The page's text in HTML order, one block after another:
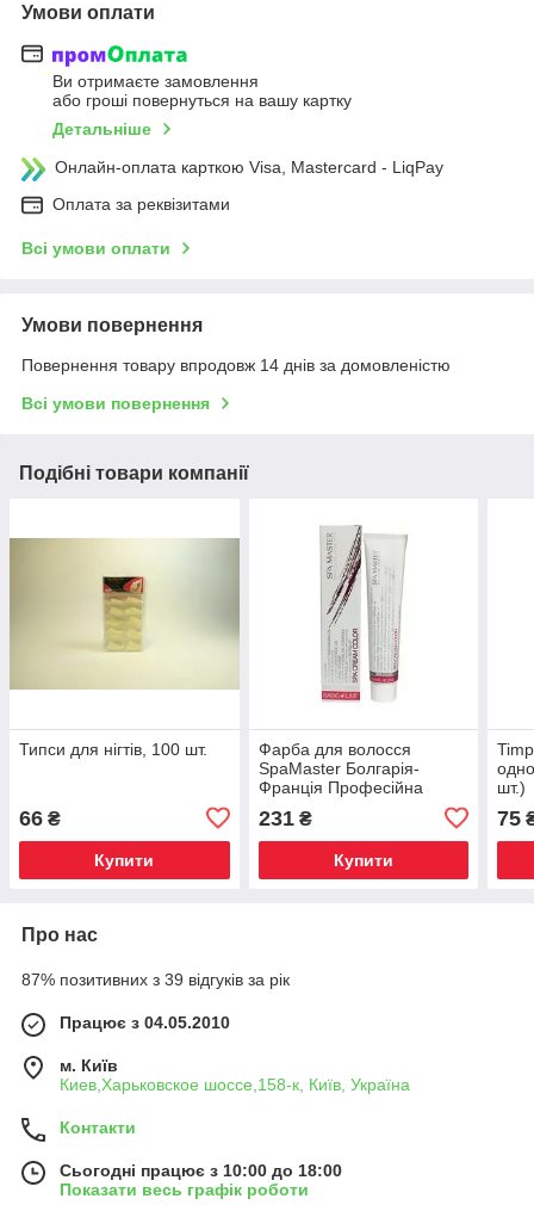
Умови оплати
Ви отримаєте замовлення
або гроші повернуться на вашу картку
Детальніше
Онлайн-оплата карткою Visa, Mastercard - LiqPay
Оплата за реквізитами
Всі умови оплати
Умови повернення
Повернення товару впродовж 14 днів за домовленістю
Всі умови повернення
Подібні товари компанії
Типси для нігтів, 100 шт.
66 ₴
Купити
Фарба для волосся
SpaMaster Болгарія-
Франція Професійна
фарба для волосся 100
МЛ
231₴
Купити
шт.)
75
Про нас
87% позитивних з 39 відгуків за рік
Працює з 04.05.2010
м. Київ
Киев,Харьковское шоссе,158-к, Київ, Україна
Контакти
Сьогодні працює з 10:00 до 18:00
Показати весь графік роботи